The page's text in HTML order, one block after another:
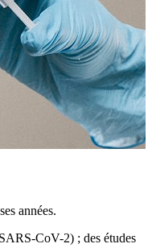
années.
CoV-2) ; des études